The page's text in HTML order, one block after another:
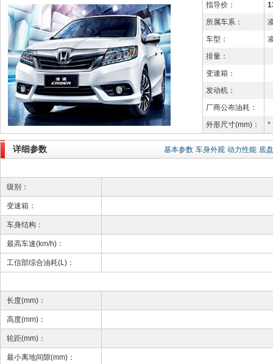
指导价：
所属车系：
车型：
排量：
变速箱：
发动机：
厂商公布油耗：
外形尺寸(mm)：
*
基本参数 车身外观 动力性能 底
详细参数
级别：
变速箱：
车身结构：
最高车速(km/h)：
工信部综合油耗(L)：
长度(mm)：
高度(mm)：
轮距(mm)：
最小离地间隙(mm)：